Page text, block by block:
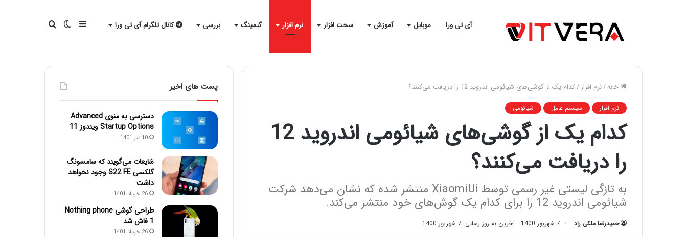
آی تی ورا موبایل آموزش سخت افزار نرم افزار گیمینگ بررسی کانال تلگرام آی تی ورا تغییرسایدبار
خانه/نرم افزار /کدام یک از گوشی‌‌های شیائومی اندروید 12 را دریافت می‌کنند؟
نرم افزار سیستم عامل شیائومی
کدام یک از گوشی‌‌های شیائومی اندروید 12
را دریافت می‌کنند؟
به تازگی لیستی غیر رسمی توسط XiaomiUi منتشر شده که نشان‌ می‌دهد شرکت
شیائومی اندروید 12 را برای کدام یک گوش‌های خود منتشر می‌کند.
حمیدرضا ملکی راد 7 شهریور 1400 آخرین به روز رسانی: 7 شهریور 1400
پست های اخیر
دسترسی به منوی Advanced
Startup Options ویندوز 11
10 تیر 1401
شایعات می‌گویند که سامسونگ
گلکسی S22 FE وجود نخواهد
داشت
26 خرداد 1401
طراحی گوشی Nothing phone
1 فاش شد
26 خرداد 1401